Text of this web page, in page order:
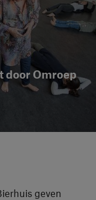
door Omroep
geven